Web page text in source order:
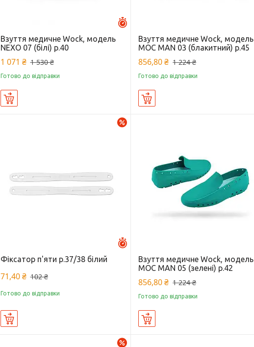
Взуття медичне Wock, модель
NEXO 07 (білі) р.40
1 071 ₴ 1 530 ₴
Готово до відправки
Взуття медичне Wock, модель
MOC MAN 03 (блакитний) р.45
856,80 ₴ 1 224 ₴
Готово до відправки
Фіксатор п'яти р.37/38 білий
71,40 ₴ 102 ₴
Готово до відправки
Взуття медичне Wock, модель
MOC MAN 05 (зелені) р.42
856,80 ₴ 1 224 ₴
Готово до відправки